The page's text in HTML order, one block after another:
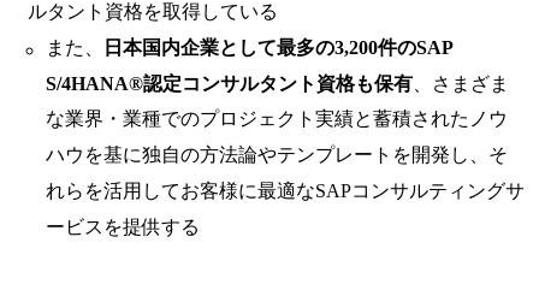
ルタント資格を取得している
また、
日本国内企業として最多の3,200件のSAP
S/4HANA®認定コンサルタント資格も保有 、さまざま
な業界・業種でのプロジェクト実績と蓄積されたノウ
ハウを基に独自の方法論やテンプレートを開発し、そ
れらを活用してお客様に最適なSAPコンサルティングサ
ービスを提供する